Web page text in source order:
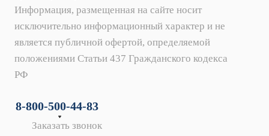
Информация, размещенная на сайте носит
исключительно информационный характер и не
является публичной офертой, определяемой
положениями Статьи 437 Гражданского кодекса
РФ
8-800-500-44-83
Заказать звонок